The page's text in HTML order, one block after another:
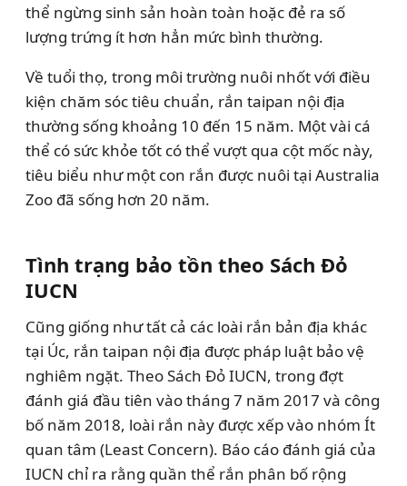
thể ngừng sinh sản hoàn toàn hoặc đẻ ra số
lượng trứng ít hơn hẳn mức bình thường.
Về tuổi thọ, trong môi trường nuôi nhốt với điều
kiện chăm sóc tiêu chuẩn, rắn taipan nội địa
thường sống khoảng 10 đến 15 năm. Một vài cá
thể có sức khỏe tốt có thể vượt qua cột mốc này,
tiêu biểu như một con rắn được nuôi tại Australia
Zoo đã sống hơn 20 năm.
Tình trạng bảo tồn theo Sách Đỏ
IUCN
Cũng giống như tất cả các loài rắn bản địa khác
tại Úc, rắn taipan nội địa được pháp luật bảo vệ
nghiêm ngặt. Theo Sách Đỏ IUCN, trong đợt
đánh giá đầu tiên vào tháng 7 năm 2017 và công
bố năm 2018, loài rắn này được xếp vào nhóm Ít
quan tâm (Least Concern). Báo cáo đánh giá của
IUCN chỉ ra rằng quần thể rắn phân bố rộng